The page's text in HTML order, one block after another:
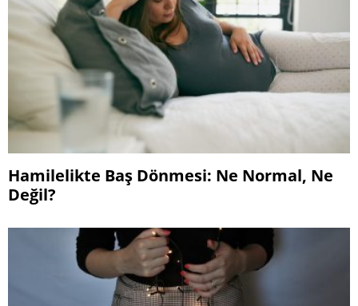
Hamilelikte Baş Dönmesi: Ne Normal, Ne
Değil?